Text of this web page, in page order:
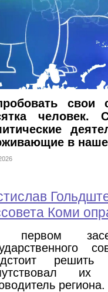
человек.
в
Коми
первом
решить
региона.